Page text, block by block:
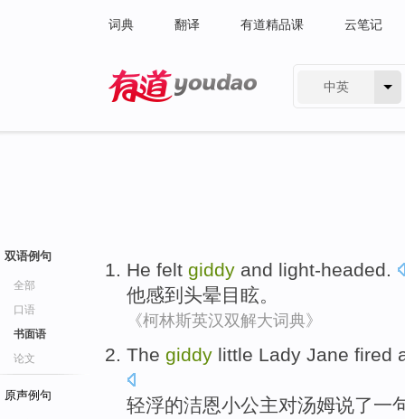
词典 翻译 有道精品课 云笔记
中英
双语例句
全部
口语
书面语
论文
原声例句
He felt giddy and light-headed.
他感到 头晕目眩。
《柯林斯英汉双解大词典》
The giddy little Lady Jane fired
轻浮的洁恩小公主对汤姆说了一